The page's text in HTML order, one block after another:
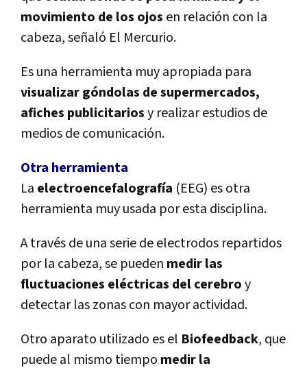
movimiento de los ojos en relación con la
cabeza, señaló El Mercurio.
Es una herramienta muy apropiada para
visualizar góndolas de supermercados,
afiches publicitariosy realizar estudios de
medios de comunicación.
Otra herramienta
La electroencefalografía (EEG) es otra
herramienta muy usada por esta disciplina.
A través de una serie de electrodos repartidos
por la cabeza, se pueden medir las
fluctuaciones eléctricas del cerebroy
detectar las zonas con mayor actividad.
Otro aparato utilizado es el Biofeedback, que
puede al mismo tiempo medir la